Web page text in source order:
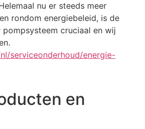
nu er steeds meer
rondom energiebeleid, is de
cruciaal en wij
serviceonderhoud/energie-
en